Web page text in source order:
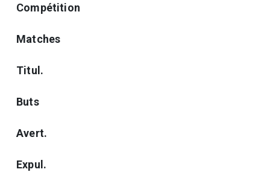
Compétition
Matches
Titul.
Buts
Avert.
Expul.